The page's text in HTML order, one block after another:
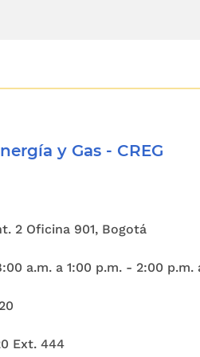
de las disposiciones
también
tan solo una de las dos
de Opción de
Contratos de Firmeza
los factores de
y Gas - CREG
2 Oficina 901, Bogotá
a.m. a 1:00 p.m. - 2:00 p.m.
Ext. 444